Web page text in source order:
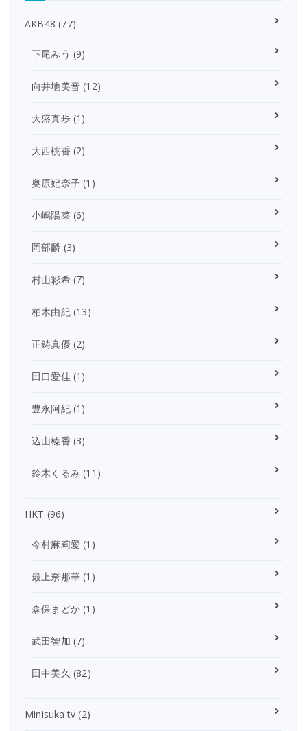
AKB48 (77)
下尾みう (9)
向井地美音 (12)
大盛真歩(1)
大西桃香 (2)
奥原妃奈子 (1)
小嶋陽菜(6)
岡部麟 (3)
村山彩希(7)
柏木由紀(13)
正鋳真優(2)
田口愛佳(1)
豊永阿紀(1)
込山榛香 (3)
鈴木くるみ (11)
HKT (96)
今村麻莉愛 (1)
最上奈那華 (1)
森保まどか (1)
武田智加 (7)
田中美久 (82)
Minisuka.tv (2)